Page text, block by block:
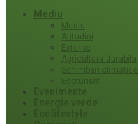
Mediu
Mediu
Atitudini
Externe
Agricultura durabila
Schimbari climatice
Ecoturism